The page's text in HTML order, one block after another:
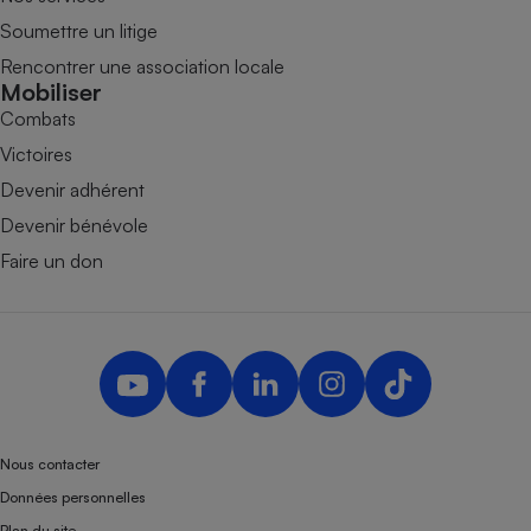
Soumettre un litige
Rencontrer une association locale
Mobiliser
Combats
Victoires
Devenir adhérent
Devenir bénévole
Faire un don
Nous contacter
Données personnelles